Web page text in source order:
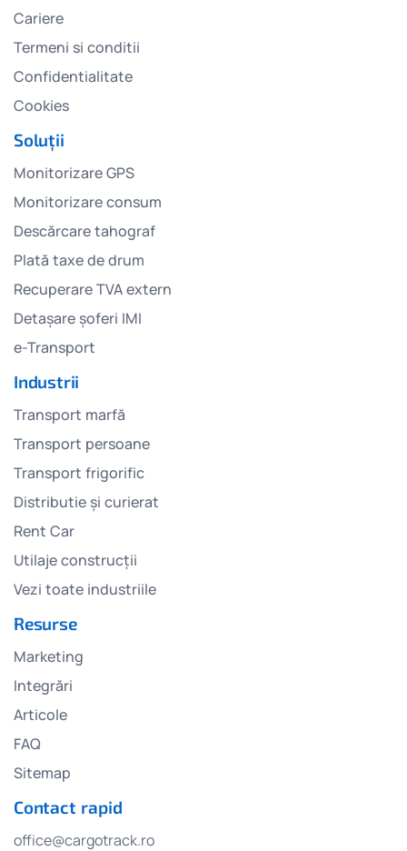
Cariere
Termeni si conditii
Confidentialitate
Cookies
Soluții
Monitorizare GPS
Monitorizare consum
Descărcare tahograf
Plată taxe de drum
Recuperare TVA extern
Detașare șoferi IMI
e-Transport
Industrii
Transport marfă
Transport persoane
Transport frigorific
Distributie și curierat
Rent Car
Utilaje construcții
Vezi toate industriile
Resurse
Marketing
Integrări
Articole
FAQ
Sitemap
Contact rapid
office@cargotrack.ro